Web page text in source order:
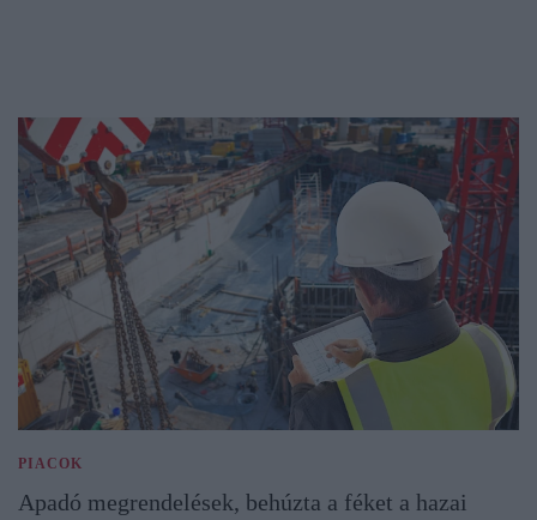
PIACOK
Apadó megrendelések, behúzta a féket a hazai